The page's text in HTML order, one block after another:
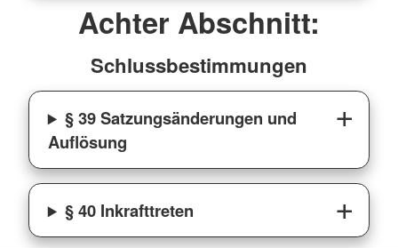
Achter Abschnitt:
Schlussbestimmungen
§ 39 Satzungsänderungen und
Auflösung
§ 40 Inkrafttreten